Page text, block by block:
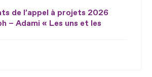
de l’appel à projets 2026
– Adami « Les uns et les